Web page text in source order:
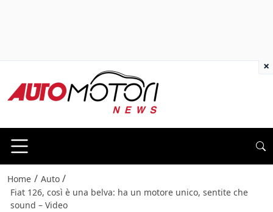
Home / Auto /
Fiat 126, così è una belva: ha un motore unico, sentite che
sound – Video
×